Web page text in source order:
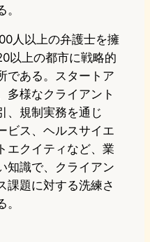
人以上の弁護士を擁
以上の都市に戦略的
である。スタートア
多様なクライアント
、規制実務を通じ
ビス、ヘルスサイエ
エクイティなど、業
知識で、クライアン
課題に対する洗練さ